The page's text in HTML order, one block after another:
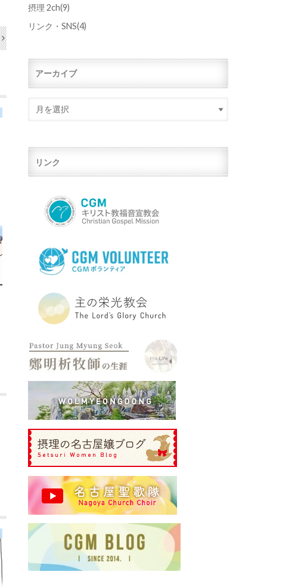
摂理 2ch(9)
リンク・SNS(4)
アーカイブ
リンク